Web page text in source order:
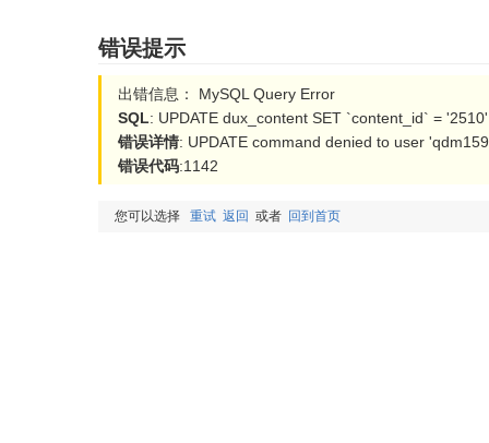
错误提示
出错信息： MySQL Query Error
SQL: UPDATE dux_content SET `content_id` =
错误详情: UPDATE command denied to user
错误代码:1142
您可以选择 重试 返回 或者 回到首页